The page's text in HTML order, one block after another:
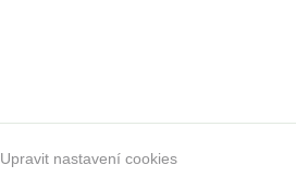
Upravit nastavení cookies